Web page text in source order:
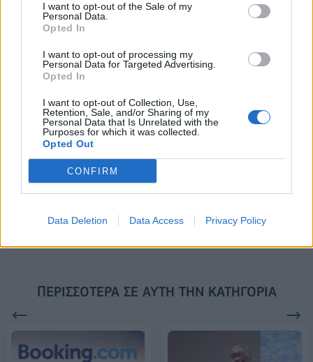
I want to opt-out of the Sale of my
Personal Data.
Opted In
I want to opt-out of processing my
Personal Data for Targeted Advertising.
Opted In
I want to opt-out of Collection, Use,
Retention, Sale, and/or Sharing of my
Personal Data that Is Unrelated with the
Purposes for which it was collected.
Opted Out
CONFIRM
Data Deletion Data Access Privacy Policy
18.990 ευρώ
συνεχίζουν μαζί: Ανανέωση της
συνεργασίας τους μέχρι το
18η συνεχόμενη χρονιά για τον ΟΤΕ στη διεθνή σειρά δεικτών
FTSE4Good
Alpha Bank: Για πρώτη φορά το Αρχαίο Θέατρο Επιδαύρου άνοιξε τις
ΠΕΡΙΣΣΌΤΕΡΑ ΣΕ ΑΥΤΉ ΤΗΝ ΚΑΤΗΓΟΡΊΑ